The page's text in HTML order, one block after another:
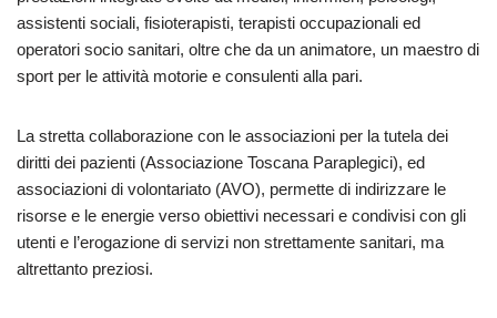
assistenti sociali, fisioterapisti, terapisti occupazionali ed
operatori socio sanitari, oltre che da un animatore, un maestro di
sport per le attività motorie e consulenti alla pari.
La stretta collaborazione con le associazioni per la tutela dei
diritti dei pazienti (Associazione Toscana Paraplegici), ed
associazioni di volontariato (AVO), permette di indirizzare le
risorse e le energie verso obiettivi necessari e condivisi con gli
utenti e l’erogazione di servizi non strettamente sanitari, ma
altrettanto preziosi.